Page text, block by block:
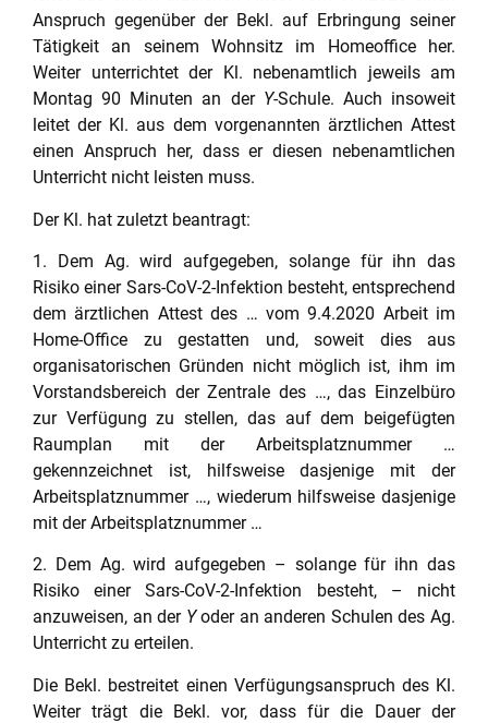
Anspruch gegenüber der Bekl. auf Erbringung seiner
Tätigkeit an seinem Wohnsitz im Homeoffice her.
Weiter unterrichtet der Kl. nebenamtlich jeweils am
Montag 90 Minuten an der Y-Schule. Auch insoweit
leitet der Kl. aus dem vorgenannten ärztlichen Attest
einen Anspruch her, dass er diesen nebenamtlichen
Unterricht nicht leisten muss.
Der Kl. hat zuletzt beantragt:
1. Dem Ag. wird aufgegeben, solange für ihn das
Risiko einer Sars-CoV-2-Infektion besteht, entsprechend
dem ärztlichen Attest des … vom 9.4.2020 Arbeit im
Home-Office zu gestatten und, soweit dies aus
organisatorischen Gründen nicht möglich ist, ihm im
Vorstandsbereich der Zentrale des …, das Einzelbüro
zur Verfügung zu stellen, das auf dem beigefügten
Raumplan mit der Arbeitsplatznummer …
gekennzeichnet ist, hilfsweise dasjenige mit der
Arbeitsplatznummer …, wiederum hilfsweise dasjenige
mit der Arbeitsplatznummer …
2. Dem Ag. wird aufgegeben – solange für ihn das
Risiko einer Sars-CoV-2-Infektion besteht, – nicht
anzuweisen, an der Yoder an anderen Schulen des Ag.
Unterricht zu erteilen.
Die Bekl. bestreitet einen Verfügungsanspruch des Kl.
Weiter trägt die Bekl. vor, dass für die Dauer der